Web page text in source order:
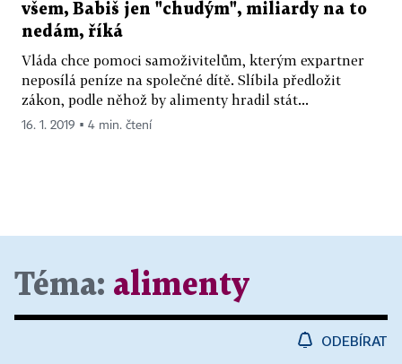
všem, Babiš jen "chudým", miliardy na to
nedám, říká
Vláda chce pomoci samoživitelům, kterým expartner
neposílá peníze na společné dítě. Slíbila předložit
zákon, podle něhož by alimenty hradil stát...
16. 1. 2019 ▪ 4 min. čtení
Téma: alimenty
ODEBÍRAT